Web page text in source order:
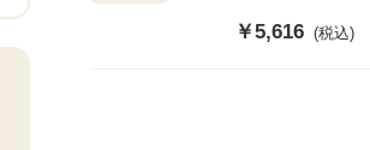
販
￥5,616 (税込)